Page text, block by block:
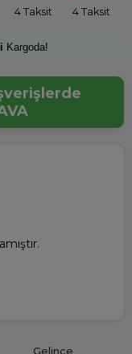
4 Taksit 4 Taksit
Kargoda!
Gelince